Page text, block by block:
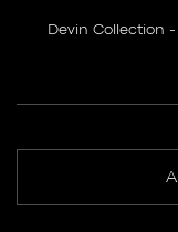
Devin Collection